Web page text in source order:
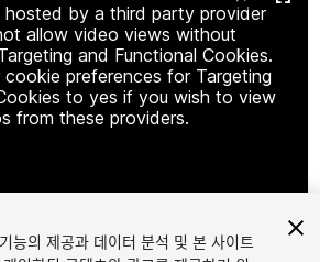
hosted by a third party provider
allow video views without
and Functional Cookies.
cookie preferences for Targeting
to yes if you wish to view
from these providers.
능의 제공과 데이터 분석 및 본 사이트